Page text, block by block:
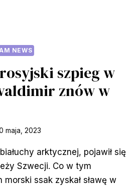
BYŁEGO
ZWIĄZKU
RADZIECKIEGO”
NEWS
szpieg w
znów w
maja, 2023
arktycznej, pojawił się
Szwecji. Co w tym
ssak zyskał sławę w